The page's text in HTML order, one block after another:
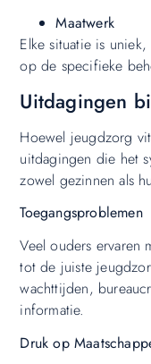
Maatwerk
Elke situatie is
op de specifieke
Uitdagingen
Hoewel jeugdzorg
uitdagingen die het
zowel gezinnen als
Toegangsproblemen
Veel ouders ervaren
tot de juiste
wachttijden,
informatie.
Druk op